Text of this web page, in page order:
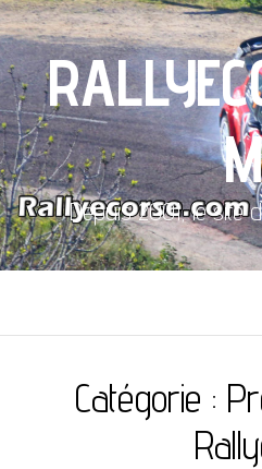
M
Depuis 2001, le site
Catégorie :